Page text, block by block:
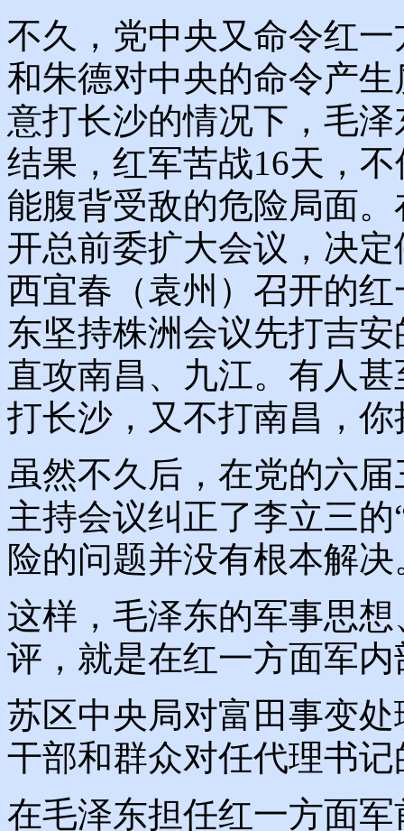
不久，党中央又命令红
和朱德对中央的命令产
意打长沙的情况下，毛
结果，红军苦战16天，
能腹背受敌的危险局面
开总前委扩大会议，决
西宜春（袁州）召开的
东坚持株洲会议先打吉
直攻南昌、九江。有人
打长沙，又不打南昌，
虽然不久后，在党的六
主持会议纠正了李立三
险的问题并没有根本解决
这样，毛泽东的军事思
评，就是在红一方面军
苏区中央局对富田事变
干部和群众对任代理书
在毛泽东担任红一方面